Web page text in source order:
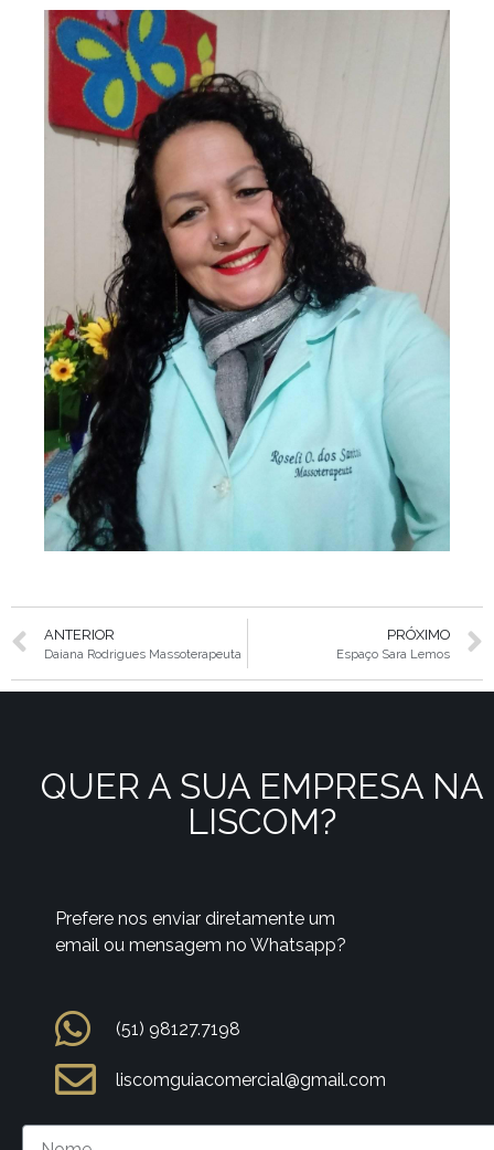
ANTERIOR
Daiana Rodrigues Massoterapeuta
PRÓXIMO
Espaço Sara Lemos
QUER A SUA EMPRESA NA
LISCOM?
Prefere nos enviar diretamente um
email ou mensagem no Whatsapp?
(51) 98127.7198
liscomguiacomercial@gmail.com